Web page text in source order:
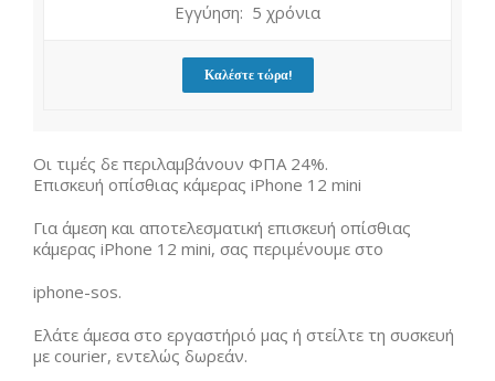
Εγγύηση: 5 χρόνια
Καλέστε τώρα!
Οι τιμές δε περιλαμβάνουν ΦΠΑ 24%.
Επισκευή οπίσθιας κάμερας iPhone 12 mini
Για άμεση και αποτελεσματική επισκευή οπίσθιας
κάμερας iPhone 12 mini, σας περιμένουμε στο
iphone-sos.
Ελάτε άμεσα στο εργαστήριό μας ή στείλτε τη συσκευή
με courier, εντελώς δωρεάν.